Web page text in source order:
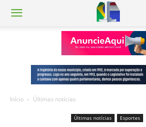
Início Últimas notícias
Últimas notícias Esportes